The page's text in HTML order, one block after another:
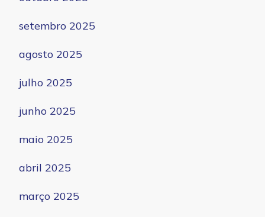
setembro 2025
agosto 2025
julho 2025
junho 2025
maio 2025
abril 2025
março 2025